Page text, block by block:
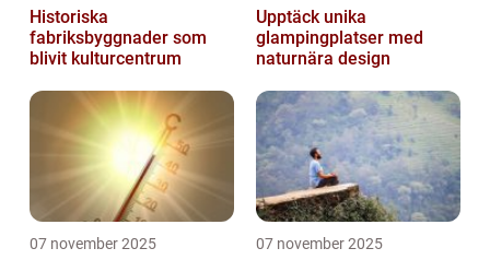
Historiska
fabriksbyggnader som
blivit kulturcentrum
Upptäck unika
glampingplatser med
naturnära design
07 november 2025 07 november 2025